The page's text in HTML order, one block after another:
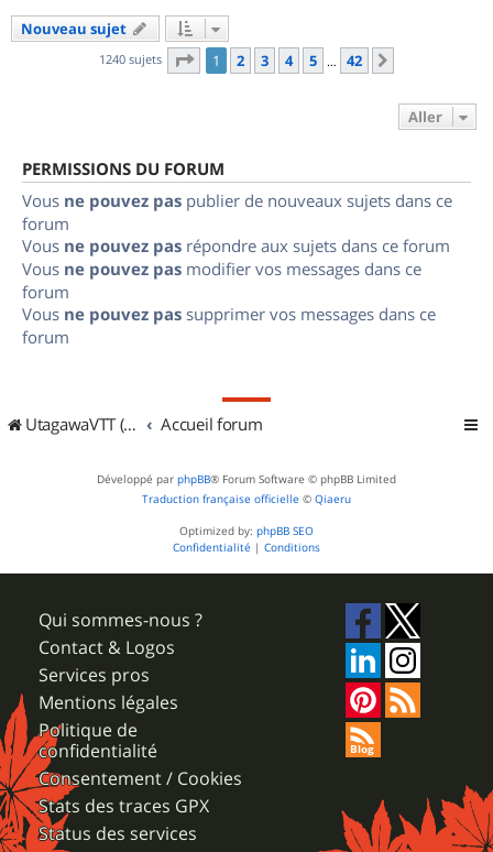
Nouveau sujet
1240 sujets Page 1sur
1 2 3 4 5 … 42
Aller
PERMISSIONS DU FORUM
Vous ne pouvez pas publier de nouveaux sujets dans ce
forum
Vous ne pouvez pas répondre aux sujets dans ce forum
Vous ne pouvez pas modifier vos messages dans ce
forum
Vous ne pouvez pas supprimer vos messages dans ce
forum
UtagawaVTT (Randos VTT et VTTAE avec traces GPS) Accueil forum
Développé par phpBB® Forum Software © phpBB Limited
Traduction française officielle © Qiaeru
Optimized by: phpBB SEO
Confidentialité | Conditions
Qui sommes-nous ?
Contact & Logos
Services pros
Mentions légales
Politique de
confidentialité
Consentement / Cookies
Stats des traces GPX
Status des services